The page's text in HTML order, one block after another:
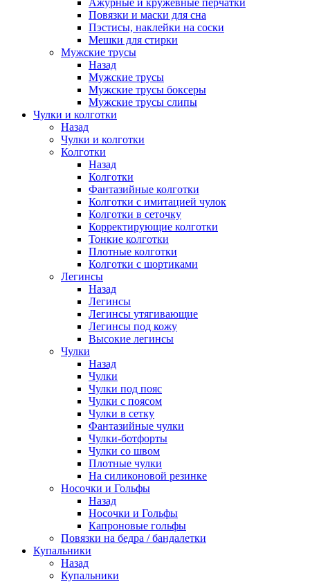
Ажурные и кружевные перчатки
Повязки и маски для сна
Пэстисы, наклейки на соски
Мешки для стирки
Мужские трусы
Назад
Мужские трусы
Мужские трусы боксеры
Мужские трусы слипы
Чулки и колготки
Назад
Чулки и колготки
Колготки
Назад
Колготки
Фантазийные колготки
Колготки с имитацией чулок
Колготки в сеточку
Корректирующие колготки
Тонкие колготки
Плотные колготки
Колготки с шортиками
Легинсы
Назад
Легинсы
Легинсы утягивающие
Легинсы под кожу
Высокие легинсы
Чулки
Назад
Чулки
Чулки под пояс
Чулки с поясом
Чулки в сетку
Фантазийные чулки
Чулки-ботфорты
Чулки со швом
Плотные чулки
На силиконовой резинке
Носочки и Гольфы
Назад
Носочки и Гольфы
Капроновые гольфы
Повязки на бедра / бандалетки
Купальники
Назад
Купальники